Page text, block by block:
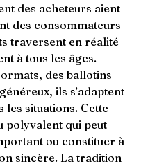
des acheteurs aient
des consommateurs
traversent en réalité
à tous les âges.
des ballotins
ils s’adaptent
les situations. Cette
polyvalent qui peut
ou constituer à
sincère. La tradition